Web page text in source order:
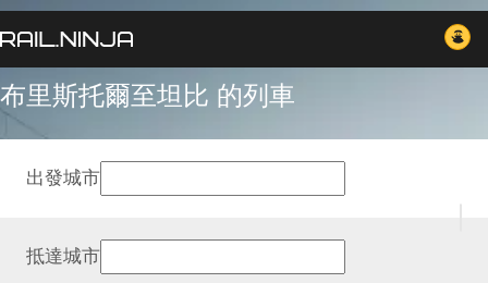
布里斯托爾至坦比 的列車
出發城市
抵達城市